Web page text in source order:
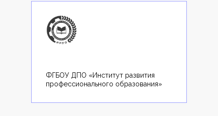
ФГБОУ ДПО «Институт развития
профессионального образования»